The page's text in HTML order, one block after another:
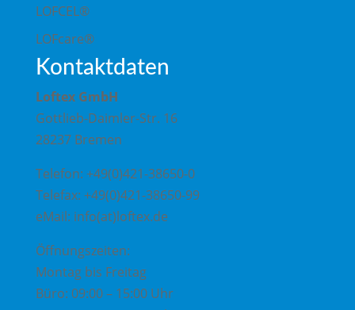
LOFCEL®
LOFcare®
Kontaktdaten
Loftex GmbH
Gottlieb-Daimler-Str. 16
28237 Bremen
Telefon: +49(0)421-38650-0
Telefax: +49(0)421-38650-99
eMail: info(at)loftex.de
Öffnungszeiten:
Montag bis Freitag
Büro: 09:00 – 15:00 Uhr